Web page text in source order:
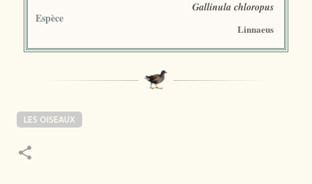
Espèce
Gallinula chloropus
Linnaeus
LES OISEAUX